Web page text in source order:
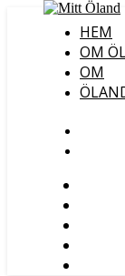
HEM
OM
OM